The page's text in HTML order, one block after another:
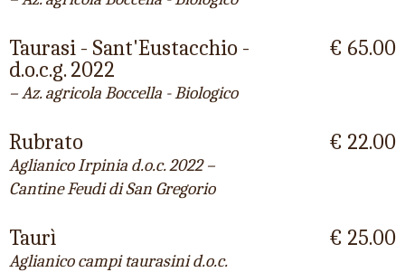
Taurasi - Sant'Eustacchio -
d.o.c.g. 2022
– Az. agricola Boccella - Biologico
€ 65.00
Rubrato
Aglianico Irpinia d.o.c. 2022 –
Cantine Feudi di San Gregorio
€ 22.00
Taurì
Aglianico campi taurasini d.o.c.
€ 25.00